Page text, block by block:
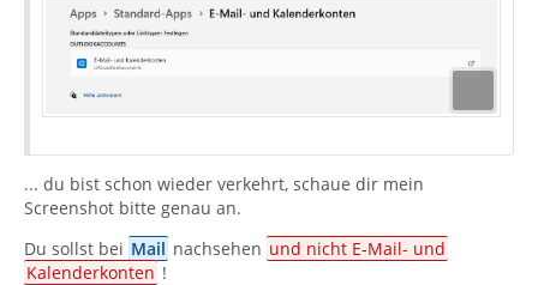
... du bist schon wieder verkehrt, schaue dir mein
Screenshot bitte genau an.
Du sollst bei Mail nachsehen und nicht E-Mail- und
Kalenderkonten !